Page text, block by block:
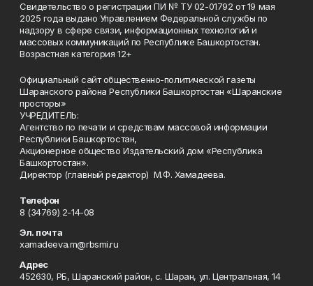
Свидетельство о регистрации ПИ № ТУ 02-01792 от 19 мая
2025 года выдано Управлением Федеральной службы по
надзору в сфере связи, информационных технологий и
массовых коммуникаций по Республике Башкортостан.
Возрастная категория 12+
Официальный сайт общественно-политической газеты
Шаранского района Республики Башкортостан «Шаранские
просторы»
УЧРЕДИТЕЛЬ:
Агентство по печати и средствам массовой информации
Республики Башкортостан,
Акционерное общество Издательский дом «Республика
Башкортостан».
Директор (главный редактор) М.Ф. Хамадеева.
Телефон
8 (34769) 2-14-08
Эл. почта
xamadeeva.m@rbsmi.ru
Адрес
452630, РБ, Шаранский район, с. Шаран, ул. Центральная, 14